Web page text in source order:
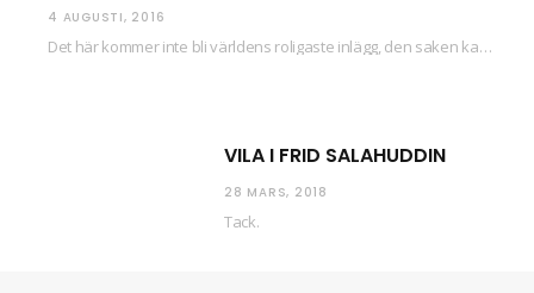
4 AUGUSTI, 2016
Det här kommer inte bli världens roligaste inlägg, den saken kan ni räkna med. Det…
VILA I FRID SALAHUDDIN
28 MARS, 2018
Tack.